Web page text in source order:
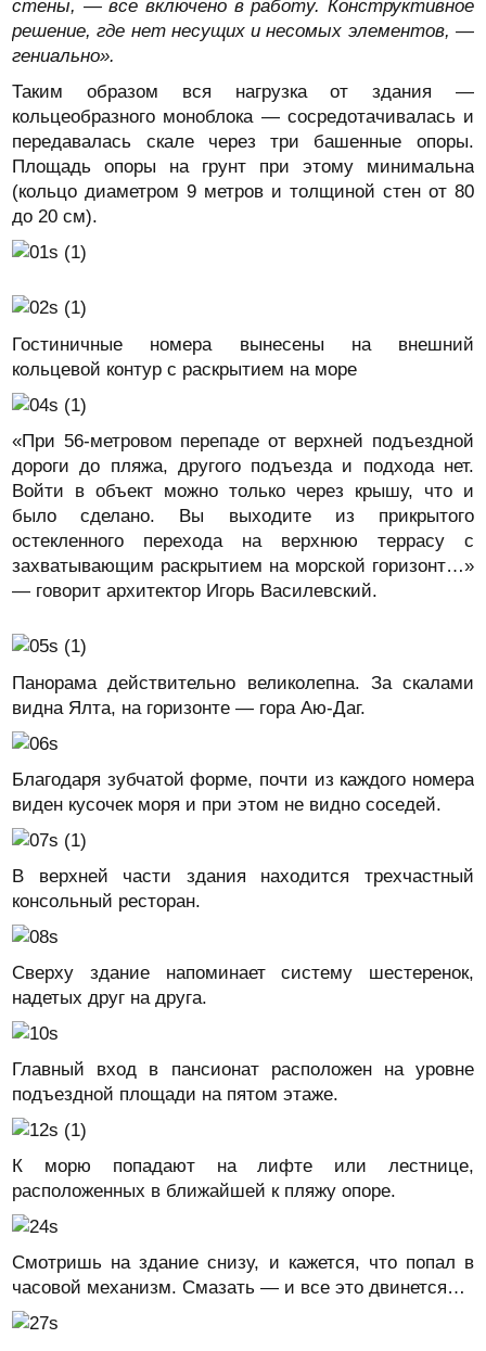
стены, — все включено в работу. Конструктивное
решение, где нет несущих и несомых элементов, —
гениально».
Таким образом вся нагрузка от здания —
кольцеобразного моноблока — сосредотачивалась и
передавалась скале через три башенные опоры.
Площадь опоры на грунт при этому минимальна
(кольцо диаметром 9 метров и толщиной стен от 80
до 20 см).
Гостиничные номера вынесены на внешний
кольцевой контур с раскрытием на море
«При 56-метровом перепаде от верхней подъездной
дороги до пляжа, другого подъезда и подхода нет.
Войти в объект можно только через крышу, что и
было сделано. Вы выходите из прикрытого
остекленного перехода на верхнюю террасу с
захватывающим раскрытием на морской горизонт…»
— говорит архитектор Игорь Василевский.
Панорама действительно великолепна. За скалами
видна Ялта, на горизонте — гора Аю-Даг.
Благодаря зубчатой форме, почти из каждого номера
виден кусочек моря и при этом не видно соседей.
В верхней части здания находится трехчастный
консольный ресторан.
Сверху здание напоминает систему шестеренок,
надетых друг на друга.
Главный вход в пансионат расположен на уровне
подъездной площади на пятом этаже.
К морю попадают на лифте или лестнице,
расположенных в ближайшей к пляжу опоре.
Смотришь на здание снизу, и кажется, что попал в
часовой механизм. Смазать — и все это двинется…